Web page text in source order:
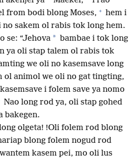
from bodi blong Moses, + hem i
no sakem ol rabis tok long hem.
se: “Jehova * bambae i tok long
ya oli stap talem ol rabis tok
we oli no kasemsave long
ol animol we oli no gat tingting,
i folem save ya nomo
Nao long rod ya, oli stap gohed
bakegen.
olgeta! !Oli folem rod blong
blong folem nogud rod
kasem pei, mo oli lus